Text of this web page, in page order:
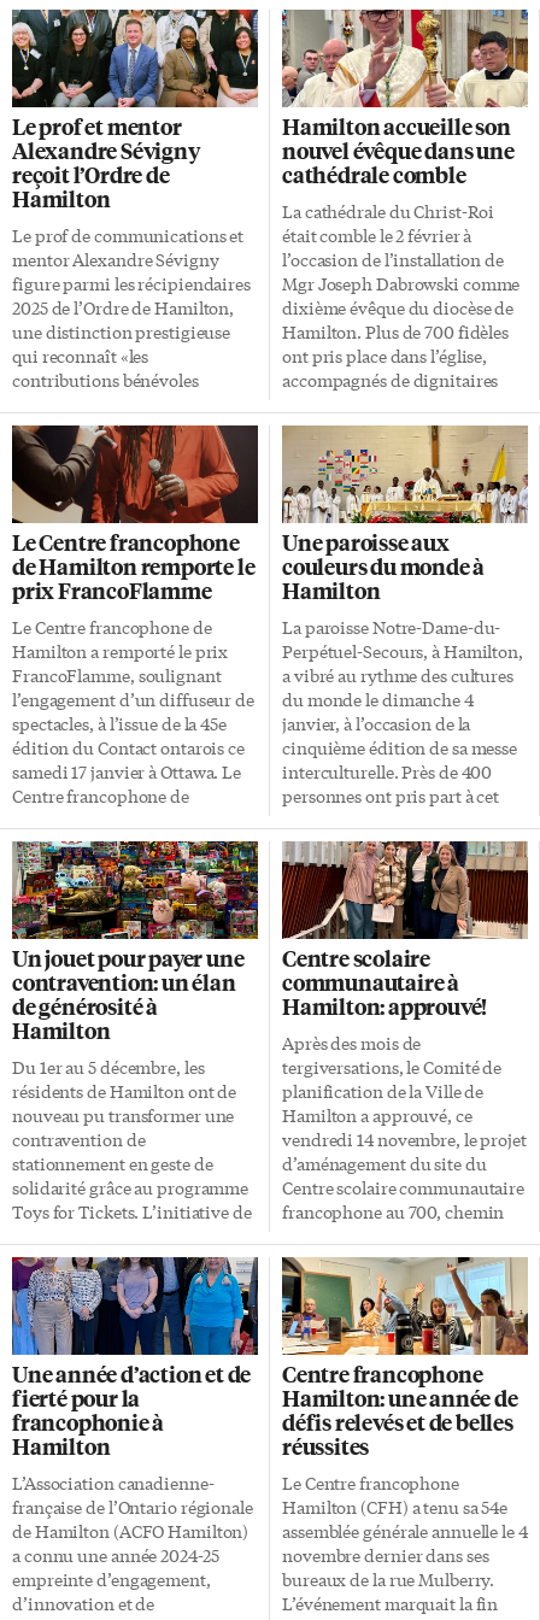
Le prof et mentor
Alexandre Sévigny
reçoit l’Ordre de
Hamilton
Le prof de communications et
mentor Alexandre Sévigny
figure parmi les récipiendaires
2025 de l’Ordre de Hamilton,
une distinction prestigieuse
qui reconnaît «les
contributions bénévoles
ayant profondément marqué la
collectivité». Cette
reconnaissance met en lumière
plus de quinze années
d’engagement au service de la
jeunesse, de la culture et du
développement
communautaire à Hamilton. La
remise des médailles a eu lieu
les 16 et 17 janvier à Ancaster
Old Town Hall et au Sackville
Hill Seniors Recreation Centre.
En raison d’un nombre record
de candidatures cette année, la
mairesse Andrea Horwath a
choisi de doubler le nombre de
distinctions, permettant […]
Hamilton accueille son
nouvel évêque dans une
cathédrale comble
La cathédrale du Christ-Roi
était comble le 2 février à
l’occasion de l’installation de
Mgr Joseph Dabrowski comme
dixième évêque du diocèse de
Hamilton. Plus de 700 fidèles
ont pris place dans l’église,
accompagnés de dignitaires
plus de 200 prêtres et évêques.
La célébration a été marquée
par la diversité linguistique, la
reconnaissance et un message
d’espérance tourné vers les
jeunes et les communautés
francophones. Des délégations
venues de partout au Canada et
de plusieurs continents –
Australie, République
dominicaine, Italie, Allemagne
et Amérique latine… – avaient
fait le déplacement pour
soutenir le nouvel […]
Le Centre francophone
de Hamilton remporte le
prix FrancoFlamme
Le Centre francophone de
Hamilton a remporté le prix
FrancoFlamme, soulignant
l’engagement d’un diffuseur de
spectacles, à l’issue de la 45e
édition du Contact ontarois ce
samedi 17 janvier à Ottawa. Le
Centre francophone de
sa FrancoFest de trois jours,
autour de la St-Jean, mettant en
vedette plusieurs artistes de la
francophonie canadienne et
parfois de l’extérieur du pays.
Organisé par Réseau Ontario,
Contact ontarois est le marché
annuel des spectacles où des
diffuseurs, comme des centres
culturels et des conseils
scolaires, peuvent examiner
l’offre des chanteurs,
musiciens, humoristes,
compagnies de théâtre qui
souhaitent tourner en Ontario.
[…]
Une paroisse aux
couleurs du monde à
Hamilton
La paroisse Notre-Dame-du-
Perpétuel-Secours, à Hamilton,
a vibré au rythme des cultures
du monde le dimanche 4
janvier, à l’occasion de la
cinquième édition de sa messe
interculturelle. Près de 400
personnes ont pris part à cet
vous annuel attendu. Une
participation qui témoigne de
la vitalité et de la diversité de
cette communauté. Paroissiens
de longue date, familles
nouvellement arrivées et
visiteurs se sont retrouvés dans
une ambiance empreinte de
respect, de partage et de
fraternité. Pour plusieurs, cette
journée constitue un moment
fort de l’année, illustrant de
façon concrète le vivre-
ensemble au sein de la
communauté […]
Un jouet pour payer une
contravention: un élan
de générosité à
Hamilton
Du 1er au 5 décembre, les
résidents de Hamilton ont de
nouveau pu transformer une
contravention de
stationnement en geste de
solidarité grâce au programme
Toys for Tickets. L’initiative de
contravention de
stationnement émis par la Ville
en faisant don d’un jouet neuf,
non emballé, d’une valeur égale
ou supérieure à celle du billet.
Pour la mairesse Andrea
Horwath, cette initiative
représente l’occasion de
transformer une situation
frustrante en un geste de
générosité. «En transformant
une contravention en occasion
de donner, le programme Toys
for Tickets est une manière
simple mais innovante de
Centre scolaire
communautaire à
Hamilton: approuvé!
Après des mois de
tergiversations, le Comité de
planification de la Ville de
Hamilton a approuvé, ce
vendredi 14 novembre, le projet
d’aménagement du site du
Centre scolaire communautaire
francophone au 700, chemin
aux conseils scolaires
MonAvenir et Viamonde
d’avancer dans l’établissement
d’un centre moderne pour leurs
écoles secondaires respectives
Académie catholique Mère-
Teresa et Georges-P.-Vanier.
Leurs responsables se
réjouissent de «ce jalon
déterminant qui débloque la
transaction foncière et ouvre la
voie aux prochaines étapes du
projet». Tournant décisif
«L’approbation du plan de
subdivision marque un
Une année d’action et de
fierté pour la
francophonie à
Hamilton
L’Association canadienne-
française de l’Ontario régionale
de Hamilton (ACFO Hamilton)
a connu une année 2024-25
empreinte d’engagement,
d’innovation et de
Centre francophone
Hamilton: une année de
défis relevés et de belles
réussites
Le Centre francophone
Hamilton (CFH) a tenu sa 54e
assemblée générale annuelle le 4
novembre dernier dans ses
bureaux de la rue Mulberry.
L’événement marquait la fin